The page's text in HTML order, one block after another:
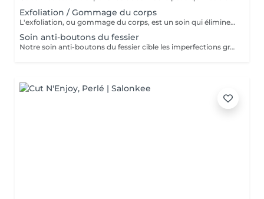
Exfoliation / Gommage du corps
L'exfoliation, ou gommage du corps, est un soin qui élimine les cellules mortes de la peau à l'aide de produits abrasifs ou d'exfoliants chimiques. Ce traitement affine la texture de la peau, la rend plus douce et éclatante, tout en optimisant l'absorption des soins hydratants.
Soin anti-boutons du fessier
Notre soin anti-boutons du fessier cible les imperfections grâce à un nettoyage en profondeur, combiné à l'utilisation de produits exfoliants et antibactériens. Ce soin réduit l'apparition des boutons, apaise la peau et améliore visiblement sa texture